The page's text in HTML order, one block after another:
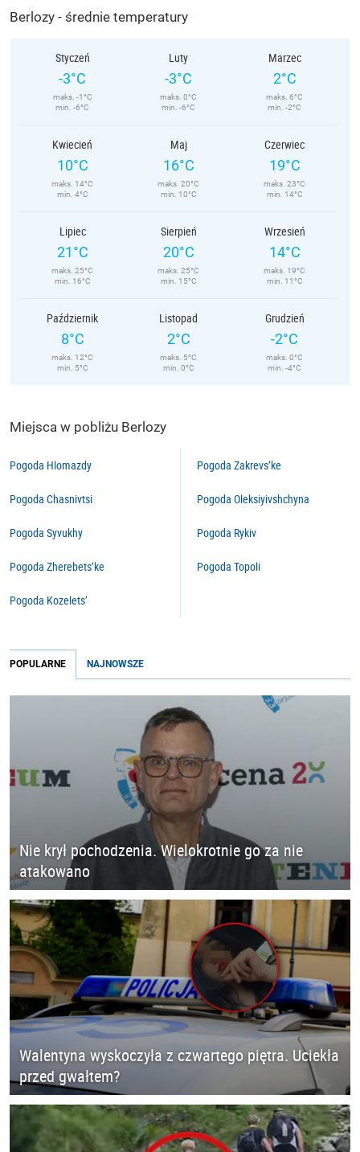
Berlozy - średnie temperatury
Styczeń
-3°C
maks. -1°C
min. -6°C
Luty
-3°C
maks. 0°C
min. -6°C
Marzec
2°C
maks. 6°C
min. -2°C
Kwiecień
10°C
maks. 14°C
min. 4°C
Maj
16°C
maks. 20°C
min. 10°C
Czerwiec
19°C
maks. 23°C
min. 14°C
Lipiec
21°C
maks. 25°C
min. 16°C
Sierpień
20°C
maks. 25°C
min. 15°C
Wrzesień
14°C
maks. 19°C
min. 11°C
Październik
8°C
maks. 12°C
min. 5°C
Listopad
2°C
maks. 5°C
min. 0°C
Grudzień
-2°C
maks. 0°C
min. -4°C
Miejsca w pobliżu Berlozy
Pogoda Hlomazdy
Pogoda Chasnivtsi
Pogoda Syvukhy
Pogoda Zherebets’ke
Pogoda Kozelets’
Pogoda Zakrevs’ke
Pogoda Oleksiyivshchyna
Pogoda Rykiv
Pogoda Topoli
POPULARNE NAJNOWSZE
Nie krył pochodzenia. Wielokrotnie go za nie
atakowano
Walentyna wyskoczyła z czwartego piętra. Uciekła
przed gwałtem?